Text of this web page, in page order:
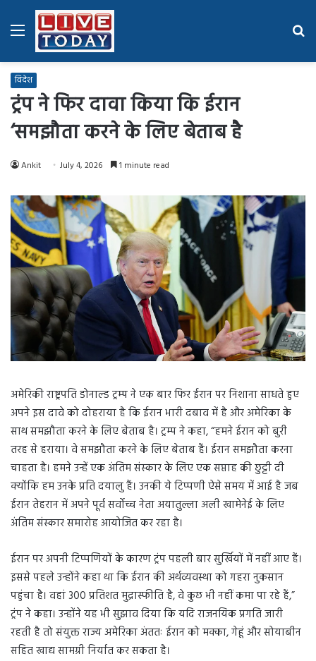
Menu
विदेश
ट्रंप ने फिर दावा किया कि ईरान
‘समझौता करने के लिए बेताब है
Ankit July 4, 2026 1 minute read
अमेरिकी राष्ट्रपति डोनाल्ड ट्रम्प ने एक बार फिर ईरान पर निशाना साधते हुए
अपने इस दावे को दोहराया है कि ईरान भारी दबाव में है और अमेरिका के
साथ समझौता करने के लिए बेताब है। ट्रम्प ने कहा, “हमने ईरान को बुरी
तरह से हराया। वे समझौता करने के लिए बेताब हैं। ईरान समझौता करना
चाहता है। हमने उन्हें एक अंतिम संस्कार के लिए एक सप्ताह की छुट्टी दी
क्योंकि हम उनके प्रति दयालु हैं। उनकी ये टिप्पणी ऐसे समय में आई है जब
ईरान तेहरान में अपने पूर्व सर्वोच्च नेता अयातुल्ला अली खामेनेई के लिए
अंतिम संस्कार समारोह आयोजित कर रहा है।
ईरान पर अपनी टिप्पणियों के कारण ट्रंप पहली बार सुर्खियों में नहीं आए हैं।
इससे पहले उन्होंने कहा था कि ईरान की अर्थव्यवस्था को गहरा नुकसान
पहुंचा है। वहां 300 प्रतिशत मुद्रास्फीति है, वे कुछ भी नहीं कमा पा रहे हैं,”
ट्रंप ने कहा। उन्होंने यह भी सुझाव दिया कि यदि राजनयिक प्रगति जारी
रहती है तो संयुक्त राज्य अमेरिका अंततः ईरान को मक्का, गेहूं और सोयाबीन
सहित खाद्य सामग्री निर्यात कर सकता है।